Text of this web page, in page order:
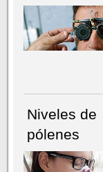
Niveles de
pólenes